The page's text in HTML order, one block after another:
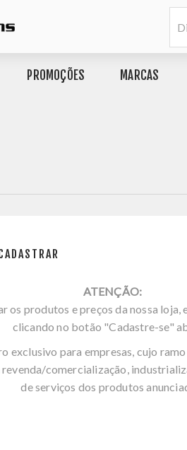
PROMOÇÕES MARCAS
ATENÇÃO:
os produtos e preços da nossa loja,
clicando no botão "Cadastre-se"
exclusivo para empresas, cujo
revenda/comercialização,
de serviços dos produtos